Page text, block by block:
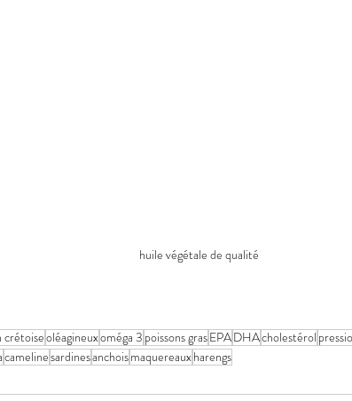
huile végétale de qualité
crétoiseoléagineuxoméga 3 poissons grasEPADHAcholestérol
camelinesardinesanchoismaquereauxharengs